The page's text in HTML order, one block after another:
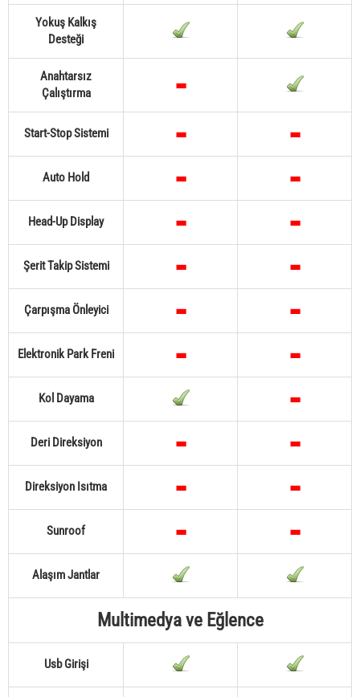
Yokuş Kalkış
Desteği
Anahtarsız
Çalıştırma
Start-Stop Sistemi
Auto Hold
Head-Up Display
Şerit Takip Sistemi
Çarpışma Önleyici
Elektronik Park Freni
Kol Dayama
Deri Direksiyon
Direksiyon Isıtma
Sunroof
Alaşım Jantlar
Multimedya ve Eğlence
Usb Girişi